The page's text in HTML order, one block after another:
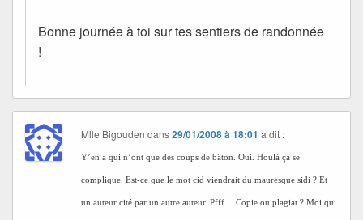
Bonne journée à toi sur tes sentiers de randonnée
!
Mlle Bigouden dans29/01/2008 à 18:01 a dit :
Y’en a qui n’ont que des coups de bâton. Oui. Houlà ça se
complique. Est-ce que le mot cid viendrait du mauresque sidi ? Et
un auteur cité par un autre auteur. Pfff… Copie ou plagiat ? Moi qui